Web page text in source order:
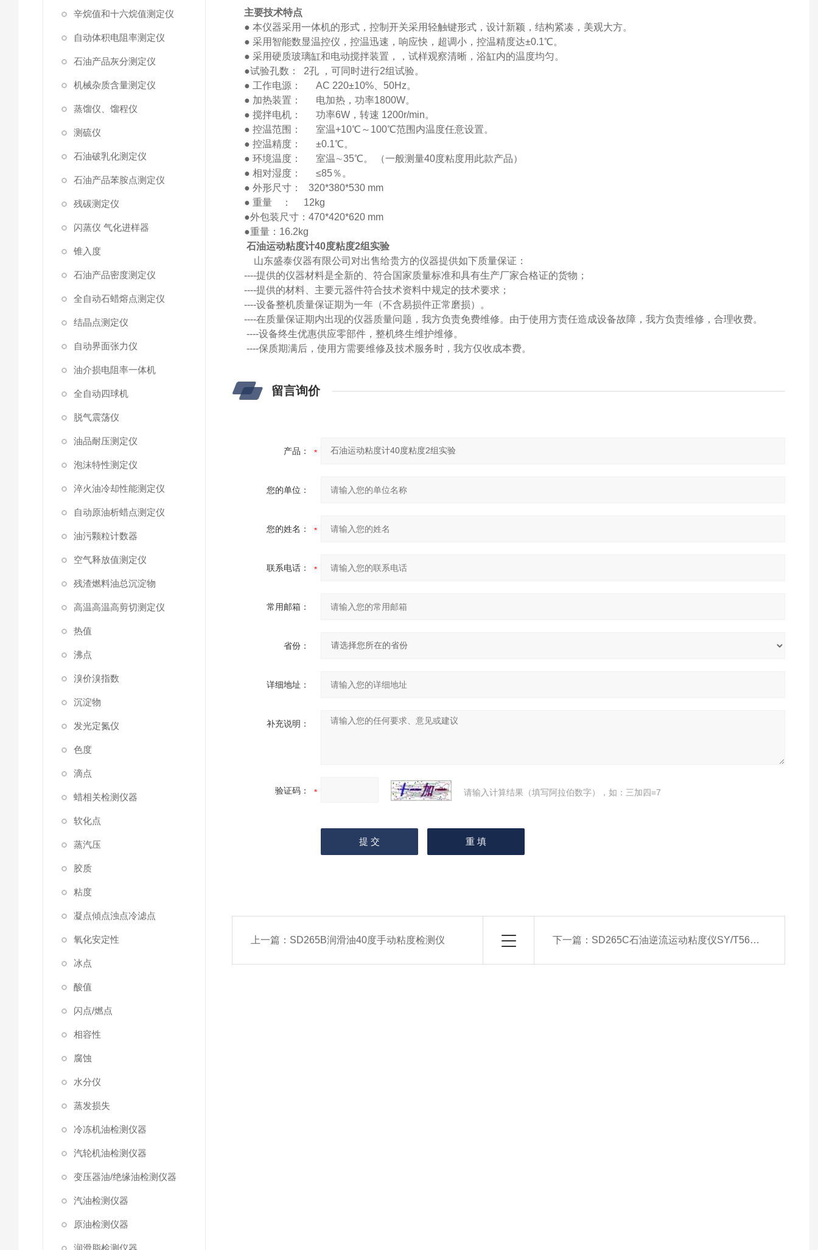
辛烷值和十六烷值测定仪
自动体积电阻率测定仪
石油产品灰分测定仪
机械杂质含量测定仪
蒸馏仪、馏程仪
测硫仪
石油破乳化测定仪
石油产品苯胺点测定仪
残碳测定仪
闪蒸仪 气化进样器
锥入度
石油产品密度测定仪
全自动石蜡熔点测定仪
结晶点测定仪
自动界面张力仪
油介损电阻率一体机
全自动四球机
脱气震荡仪
油品耐压测定仪
泡沫特性测定仪
淬火油冷却性能测定仪
自动原油析蜡点测定仪
油污颗粒计数器
空气释放值测定仪
残渣燃料油总沉淀物
高温高温高剪切测定仪
热值
沸点
溴价溴指数
沉淀物
发光定氮仪
色度
滴点
蜡相关检测仪器
软化点
蒸汽压
胶质
粘度
凝点傾点浊点冷滤点
氧化安定性
冰点
酸值
闪点/燃点
相容性
腐蚀
水分仪
蒸发损失
冷冻机油检测仪器
汽轮机油检测仪器
变压器油/绝缘油检测仪器
汽油检测仪器
原油检测仪器
润滑脂检测仪器
主要技术特点
●本仪器采用一体机的形式，控制开关采用轻触键形式，设计新颖，结构紧凑，美观大方。
●采用智能数显温控仪，控温迅速，响应快，超调小，控温精度达±0.1℃。
●采用硬质玻璃缸和电动搅拌装置，，试样观察清晰，浴缸内的温度均匀。
●试验孔数：
2孔 ，可同时进行2组试验。
● 工作电源：
AC 220±10%、50Hz。
● 加热装置： 电加热，功率1800W。
●搅拌电机：
功率6W，转速 1200r/min。
●控温范围： 室温+10℃ ～ 100℃范围内温度任意设置。
●控温精度： ±0.1℃。
●环境温度： 室温∼35℃。 （一般测量40度粘度用此款产品）
●相对湿度：
≤85％。
●外形尺寸：
320*380*530 mm
●重量 ：
12kg
●外包装尺寸：470*420*620 mm
●重量： 16.2kg
石油运动粘度计40度粘度2组实验
山东盛泰仪器有限公司对出售给贵方的仪器提供如下质量保证：
----提供的仪器材料是全新的、符合国家质量标准和具有生产厂家合格证的货物；
----提供的材料、主要元器件符合技术资料中规定的技术要求；
----设备整机质量保证期为一年（不含易损件正常磨损）。
----在质量保证期内出现的仪器质量问题，我方负责免费维修。由于使用方责任造成设备故障，我方负责维修，合理收费。
----设备终生优惠供应零部件，整机终生维护维修。
----保质期满后，使用方需要维修及技术服务时，我方仅收成本费。
留言询价
产品：
您的单位：
您的姓名：
联系电话：
常用邮箱：
省份：
详细地址：
补充说明：
验证码： 请输入计算结果（填写阿拉伯数字），如：三加四=7
上一篇： SD265B润滑油40度手动粘度检测仪 下一篇： SD265C石油逆流运动粘度仪SY/T5651